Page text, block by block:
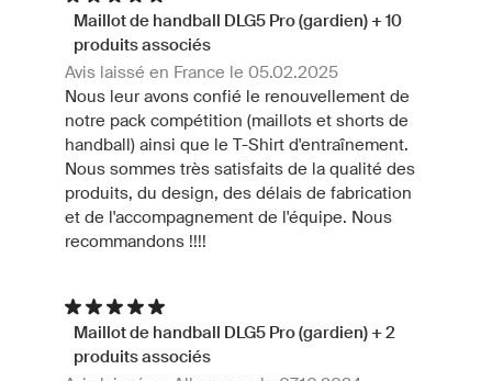
Maillot de handball DLG5 Pro (gardien) + 10
produits associés
Avis laissé en France le 05.02.2025
Nous leur avons confié le renouvellement de
notre pack compétition (maillots et shorts de
handball) ainsi que le T-Shirt d'entraînement.
Nous sommes très satisfaits de la qualité des
produits, du design, des délais de fabrication
et de l'accompagnement de l'équipe. Nous
recommandons !!!!
Maillot de handball DLG5 Pro (gardien) + 2
produits associés